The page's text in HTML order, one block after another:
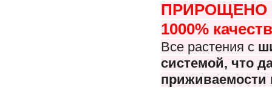
ПРИРОЩЕНО
1000%
Все растения с
системой, что
приживаемости